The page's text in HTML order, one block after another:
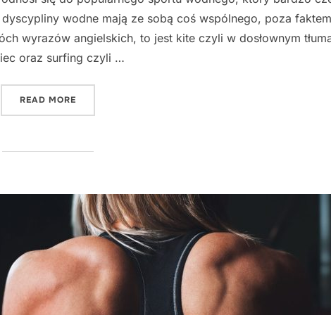
wodne mają ze sobą coś wspólnego, poza
wyrazów angielskich, to jest kite czyli w dosłownym
oraz surfing czyli …
READ MORE